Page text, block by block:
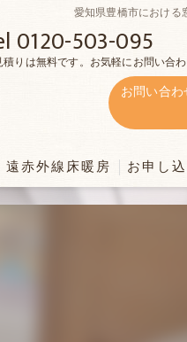
愛知県豊橋市における
0120-503-095
積りは無料です。お気軽にお問い合わ
お問い合
遠赤外線床暖房 お申し